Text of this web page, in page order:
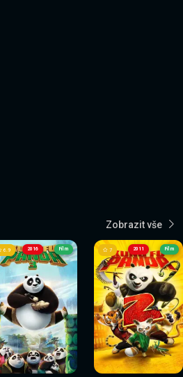
Zobrazit vše
2016
Sledovat
nyní
6.9 Film
Sledovat
nyní
2011
Sledovat
nyní
7 Film
Sledovat
nyní